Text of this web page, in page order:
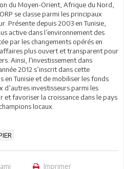
du Moyen-Orient, Afrique du Nord,
se classe parmi les principaux
Présente depuis 2003 en Tunisie,
active dans l’environnement des
par les changements opérés en
affaires plus ouvert et transparent pour
Ainsi, l‘investissement dans
2012 s’inscrit dans cette
en Tunisie et de mobiliser les fonds
d’autres investisseurs parmi les
et favoriser la croissance dans le pays
locaux.
Imprimer